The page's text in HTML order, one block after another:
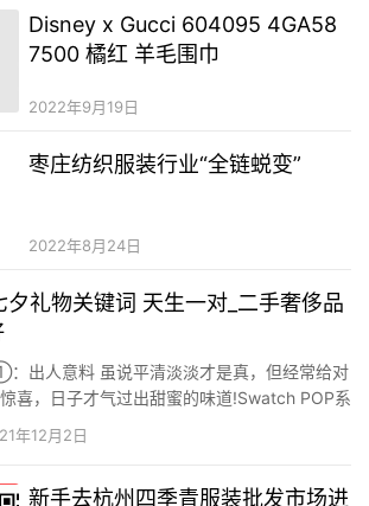
Disney x Gucci 604095 4GA58
7500 橘红 羊毛围巾
2022年9月19日
枣庄纺织服装行业“全链蜕变”
2022年8月24日
礼物关键词 天生一对_二手奢侈品
出人意料 虽说平清淡淡才是真，但经常给对
喜，日子才气过出甜蜜的味道!Swatch POP系
，创意可拆卸表盘与多种自由搭配方式玩出超
恋爱制造一次别致的惊喜，表达非一样平常
年12月2日
新手去杭州四季青服装批发市场进